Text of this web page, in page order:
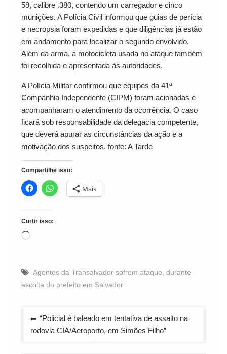
59, calibre .380, contendo um carregador e cinco
munições. A Polícia Civil informou que guias de perícia
e necropsia foram expedidas e que diligências já estão
em andamento para localizar o segundo envolvido.
Além da arma, a motocicleta usada no ataque também
foi recolhida e apresentada às autoridades.
A Polícia Militar confirmou que equipes da 41ª
Companhia Independente (CIPM) foram acionadas e
acompanharam o atendimento da ocorrência. O caso
ficará sob responsabilidade da delegacia competente,
que deverá apurar as circunstâncias da ação e a
motivação dos suspeitos. fonte: A Tarde
Compartilhe isso:
Mais
Curtir isso:
Carregando...
Agentes da Transalvador sofrem ataque durante
escolta do prefeito em Salvador
Navegação
de
“Policial é baleado em tentativa de assalto na
rodovia CIA/Aeroporto, em Simões Filho”